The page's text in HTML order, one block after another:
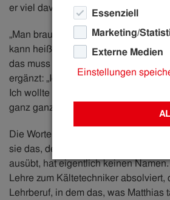
er viel davon hat.
„Man braucht technisches
kann heiß sein und dreckig, stinken
das muss man mögen“, sagt Matthias
ergänzt: „Ich hatte Glück, dass ich
Ich wollte etwas Anderes machen.
ganz ganz Anderes.“
Die Worte des 35-Jährigen wecken
sie das, denn der Job, den Matthias
ausübt, hat eigentlich keinen
Lehre zum Kältetechniker absolviert,
Lehrberuf, in dem das, was Matthias
Essenziell
Marketing/
Externe Medien
Einstellungen